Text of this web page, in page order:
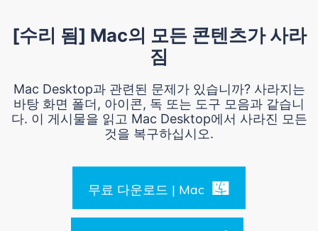
유틸리티
비즈니스
뉴스룸
Recoverit - Windows 버전
선도적인 데이터 복구 전문가
무료 체험
Recoverit - Mac 버전
Mac 시스템에서 무제한 데이터 복구
미디어 복구하기
디바이스 복구하기
리커버릿 모든 기능 확인하기
복구 Tips
삭제된 파일 복구
드라이브에서 복구
삭제된 미디어 복구
[수리 됨] Mac의 모든 콘텐츠가 사라
짐
Mac Desktop과 관련된 문제가 있습니까? 사라지는
바탕 화면 폴더, 아이콘, 독 또는 도구 모음과 같습니
다. 이 게시물을 읽고 Mac Desktop에서 사라진 모든
것을 복구하십시오.
무료 다운로드 | Mac